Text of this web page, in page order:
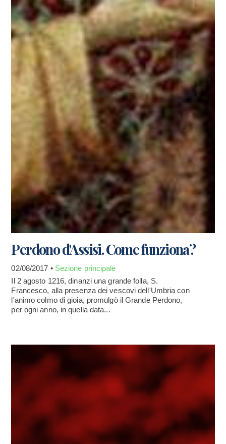
Perdono d'Assisi. Come funziona?
02/08/2017 • Sezione principale
Il 2 agosto 1216, dinanzi una grande folla, S.
Francesco, alla presenza dei vescovi dell'Umbria con
l'animo colmo di gioia, promulgò il Grande Perdono,
per ogni anno, in quella data...